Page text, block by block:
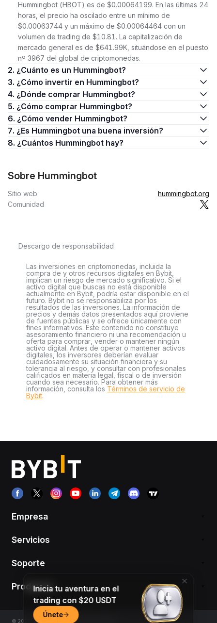
Hummingbot (HBOT) es de $0.00064199. En las últimas 24
horas, el precio ha oscilado entre un mínimo de
$0.00063744 y un máximo de $0.00064464 con un
volumen de trading de $10.81. La capitalización de
mercado general es de $641.99K, situándose en el puesto
nº 3967 del global de criptomonedas.
2. ¿Cuánto es un Hummingbot?
3. ¿Cómo invertir en Hummingbot?
4. ¿Dónde comprar Hummingbot?
5. ¿Cómo comprar Hummingbot?
6. ¿Cómo vender Hummingbot?
7. ¿Es Hummingbot una buena inversión?
8. ¿Cuántos Hummingbot hay?
Sobre Hummingbot
Sitio web
hummingbot.org
Comunidad
Descargo de responsabilidad
Las inversiones en criptomonedas, incluida la
compra de y otros recursos digitales en Bybit,
implican un riesgo de mercado significativo. Si el
activo digital que buscas no está disponible
actualmente en Bybit, podría estar disponible en el
futuro. Bybit no se responsabiliza por los
resultados de las inversiones. La información de
precios y demás datos presentados aquí proviene
de fuentes públicas y se ofrece únicamente con
fines informativos. Este contenido no constituye
asesoramiento financiero ni una recomendación u
oferta para comprar, vender o mantener ningún
activo digital. Antes de operar o mantener activos
digitales, los inversores deberían evaluar
cuidadosamente su situación financiera y su
tolerancia al riesgo, y consultar con profesionales
calificados en materia legal, fiscal o de inversión
cuando sea necesario. Para obtener más
información, consulta los Términos de servicio de
Bybit.
Empresa
Servicios
Soporte
Productos
© 2018-2026 Bybit.com. All rights reserved.
Inicia tu aventura en el
trading con $20 USDT
Únete